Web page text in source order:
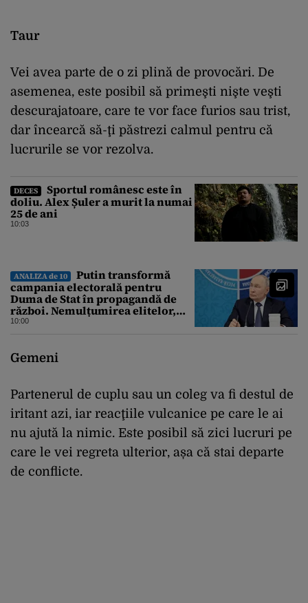
Taur
Vei avea parte de o zi plină de provocări. De
asemenea, este posibil să primeşti nişte veşti
descurajatoare, care te vor face furios sau trist,
dar încearcă să-ţi păstrezi calmul pentru că
lucrurile se vor rezolva.
DECES
Sportul românesc este în
doliu. Alex Șuler a murit la numai
25 de ani
10:03
ANALIZA de 10
Putin transformă
campania electorală pentru
Duma de Stat în propagandă de
război. Nemulțumirea elitelor,
tratată cu indiferență la Kremlin
10:00
Gemeni
Partenerul de cuplu sau un coleg va fi destul de
iritant azi, iar reacţiile vulcanice pe care le ai
nu ajută la nimic. Este posibil să zici lucruri pe
care le vei regreta ulterior, așa că stai departe
de conflicte.